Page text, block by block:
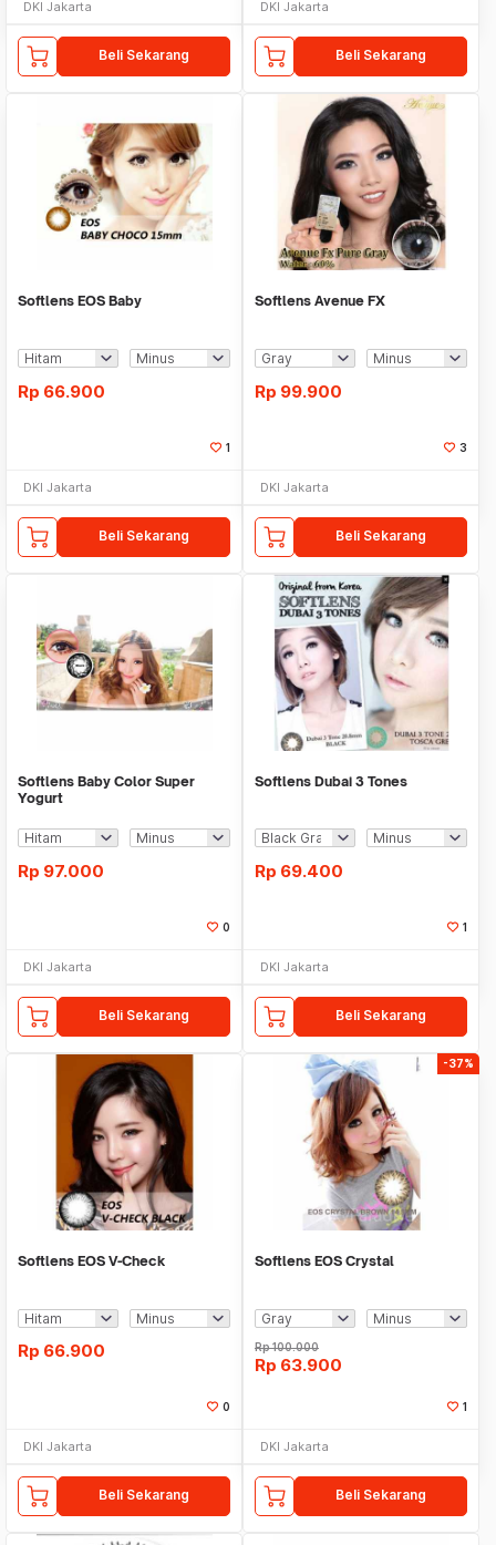
DKI Jakarta
Beli Sekarang
DKI Jakarta
Beli Sekarang
Softlens EOS Baby
Rp 66.900
1
DKI Jakarta
Beli Sekarang
Softlens Avenue FX
Rp 99.900
3
DKI Jakarta
Beli Sekarang
Softlens Baby Color Super
Yogurt
Rp 97.000
0
DKI Jakarta
Beli Sekarang
Softlens Dubai 3 Tones
Rp 69.400
1
DKI Jakarta
Beli Sekarang
Softlens EOS V-Check
Rp 66.900
0
DKI Jakarta
Beli Sekarang
-37%
Softlens EOS Crystal
Rp100.000
Rp 63.900
1
DKI Jakarta
Beli Sekarang